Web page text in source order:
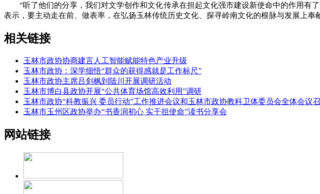
“听了他们的分享，我们对文学创作和文化传承在担起文化强市建设新使命中的作用有
表示，要主动走在前、做表率，在弘扬玉林传统历史文化、探寻岭南文化的根脉与发展上奉
相关链接
玉林市政协协商建言人工智能赋能特色产业升级
玉林市政协：深学细悟“群众的获得感就是工作标尺”
玉林市政协主席吕剑枫到陆川开展调研活动
玉林市博白县政协开展“公共体育场馆高效利用”调研
玉林市政协“科教振兴 委员行动”工作推进会议和玉林市政协教科卫体委员会全体会议
玉林市玉州区政协举办“书香润初心 实干担使命”读书分享会
网站链接